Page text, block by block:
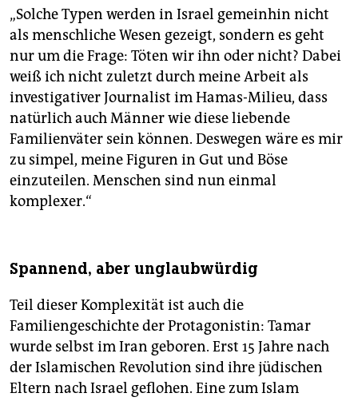
„Solche Typen werden in Israel gemeinhin nicht
als menschliche Wesen gezeigt, sondern es geht
nur um die Frage: Töten wir ihn oder nicht? Dabei
weiß ich nicht zuletzt durch meine Arbeit als
investigativer Journalist im Hamas-Milieu, dass
natürlich auch Männer wie diese liebende
Familienväter sein können. Deswegen wäre es mir
zu simpel, meine Figuren in Gut und Böse
einzuteilen. Menschen sind nun einmal
komplexer.“
Spannend, aber unglaubwürdig
Teil dieser Komplexität ist auch die
Familiengeschichte der Protagonistin: Tamar
wurde selbst im Iran geboren. Erst 15 Jahre nach
der Islamischen Revolution sind ihre jüdischen
Eltern nach Israel geflohen. Eine zum Islam